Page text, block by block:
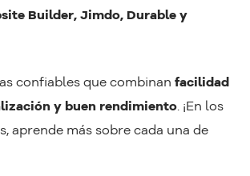
Builder, Jimdo, Durable y
confiables que combinan facilidad
y buen rendimiento. ¡En los
aprende más sobre cada una de